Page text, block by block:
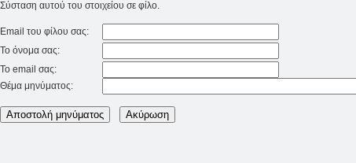
Σύσταση αυτού του στοιχείου σε φίλο.
Email του φίλου σας:
Το όνομα σας:
Το email σας:
Θέμα μηνύματος: